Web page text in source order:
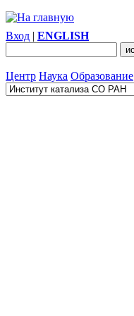
Вход | ENGLISH
Центр Наука Образование